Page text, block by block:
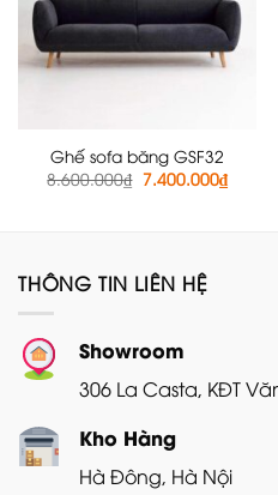
Ghế sofa băng GSF32
8.600.000₫ Giá
gốc
7.400.000₫Giá
hiện
THÔNG TIN LIÊN HỆ
Showroom
306 La Casta, KĐT
Kho Hàng
Hà Đông, Hà Nội